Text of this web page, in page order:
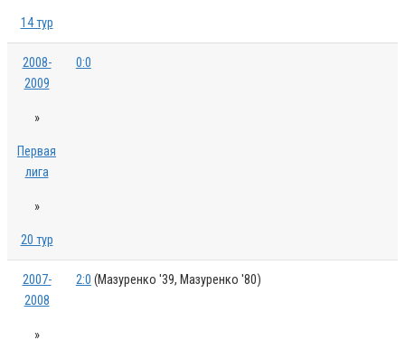
14 тур
2008-
2009
»
Первая
лига
»
20 тур
0:0
2007-
2008
»
2:0 (Мазуренко '39, Мазуренко '80)